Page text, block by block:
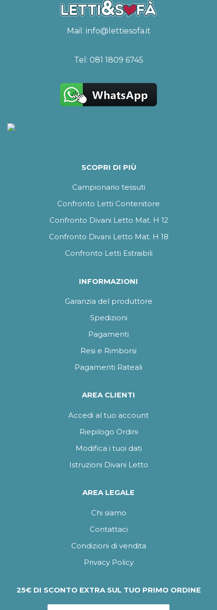
Mail: info@lettiesofa.it
Tel: 081 1809 6745
SCOPRI DI PIÙ
Campionario tessuti
Confronto Letti Contenitore
Confronto Divani Letto Mat. H 12
Confronto Divani Letto Mat. H 18
Confronto Letti Estraibili
INFORMAZIONI
Garanzia del produttore
Spedizioni
Pagamenti
Resi e Rimborsi
Pagamenti Rateali
AREA CLIENTI
Accedi al tuo account
Riepilogo Ordini
Modifica i tuoi dati
Istruzioni Divani Letto
AREA LEGALE
Chi siamo
Contattaci
Condizioni di vendita
Privacy Policy
25€ DI SCONTO EXTRA SUL TUO PRIMO ORDINE